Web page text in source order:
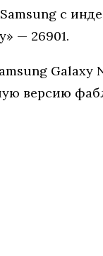
с
— 26901.
Galaxy
версию